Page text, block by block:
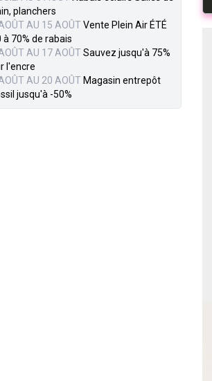
planchers
AU 15 AOÛT Vente Plein Air ÉTÉ
à 70% de rabais
AU 17 AOÛT Sauvez jusqu'à 75%
l'encre
AU 20 AOÛT Magasin entrepôt
jusqu'à -50%